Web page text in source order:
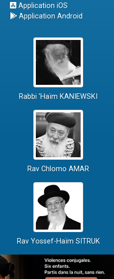
Application iOS
Application Android
Rabbi 'Haïm KANIEWSKI
Rav Chlomo AMAR
Rav Yossef-Haïm SITRUK